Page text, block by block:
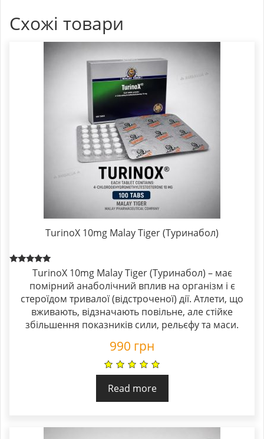
Схожі товари
TurinoX 10mg Malay Tiger (Туринабол)
Rated
5.00
out of 5
TurinoX 10mg Malay Tiger (Туринабол) – має
помірний анаболічний вплив на організм і є
стероїдом тривалої (відстроченої) дії. Атлети, що
вживають, відзначають повільне, але стійке
збільшення показників сили, рельєфу та маси.
990 грн
Read more